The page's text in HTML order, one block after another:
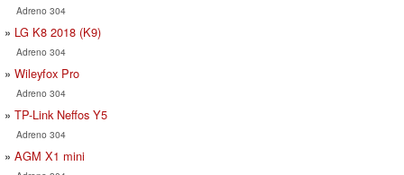
Adreno 304
LG K8 2018 (K9)
Adreno 304
Wileyfox Pro
Adreno 304
TP-Link Neffos Y5
Adreno 304
AGM X1 mini